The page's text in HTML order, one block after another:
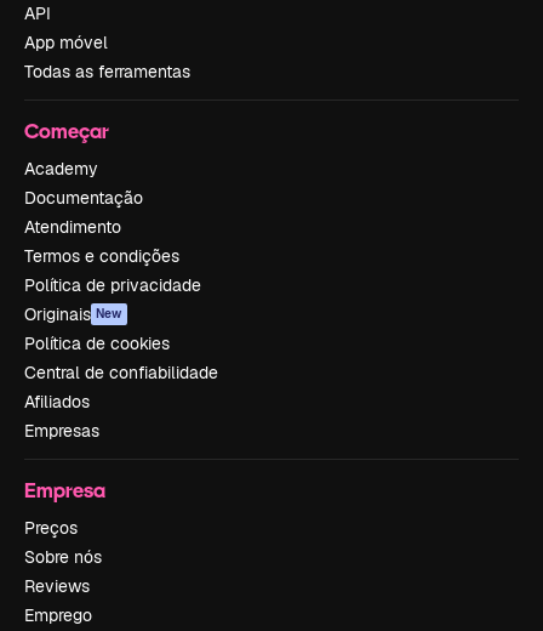
API
App móvel
Todas as ferramentas
Começar
Academy
Documentação
Atendimento
Termos e condições
Política de privacidade
Originais New
Política de cookies
Central de confiabilidade
Afiliados
Empresas
Empresa
Preços
Sobre nós
Reviews
Emprego